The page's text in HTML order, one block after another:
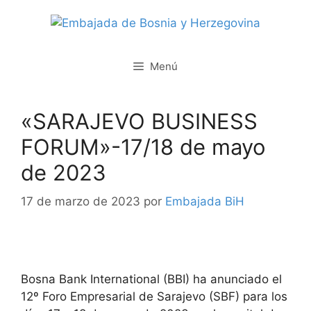
Menú
«SARAJEVO BUSINESS
FORUM»-17/18 de mayo
de 2023
17 de marzo de 2023 por Embajada BiH
Bosna Bank International (BBI) ha anunciado el
12º Foro Empresarial de Sarajevo (SBF) para los